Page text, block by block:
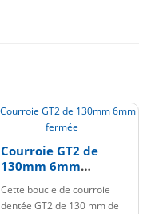
Courroie GT2 de
130mm 6mm
Cette boucle de courroie
dentée GT2 de 130 mm de